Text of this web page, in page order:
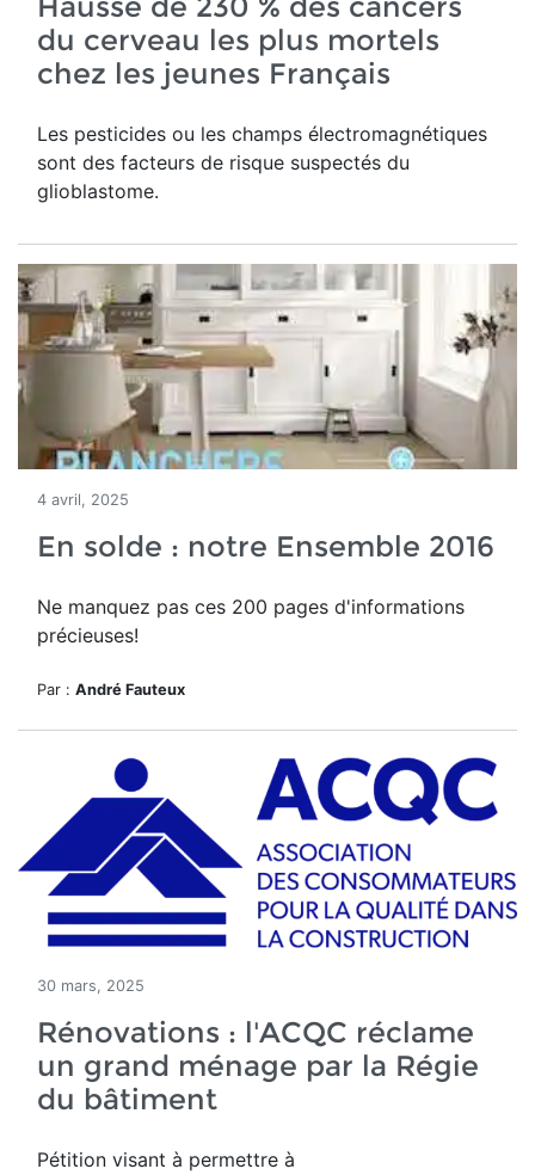
du cerveau les plus mortels
chez les jeunes Français
Les pesticides ou les champs électromagnétiques
sont des facteurs de risque suspectés du
glioblastome.
4 avril, 2025
En solde : notre Ensemble 2016
Ne manquez pas ces 200 pages d'informations
précieuses!
Par : André Fauteux
30 mars, 2025
Rénovations : l'ACQC réclame
un grand ménage par la Régie
du bâtiment
Pétition visant à permettre à